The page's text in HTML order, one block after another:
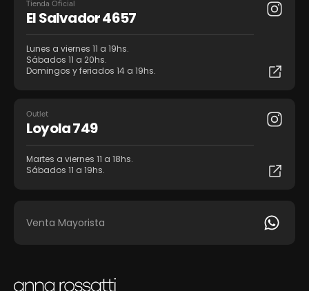
Tienda Oficial
El Salvador 4657
Lunes a viernes 11 a 19hs.
Sábados 11 a 20hs.
Domingos y feriados 14 a 19hs.
Outlet
Loyola 749
Martes a viernes 11 a 18hs.
Sábados 11 a 19hs.
Venta Mayorista